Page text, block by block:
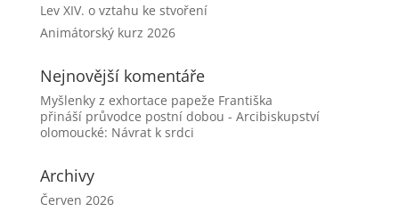
Lev XIV. o vztahu ke stvoření
Animátorský kurz 2026
Nejnovější komentáře
Myšlenky z exhortace papeže Františka
přináší průvodce postní dobou - Arcibiskupství
olomoucké: Návrat k srdci
Archivy
Červen 2026